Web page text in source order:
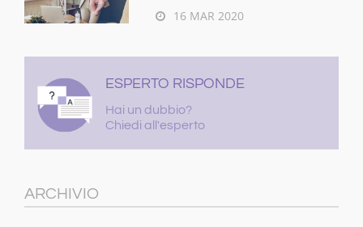
16 MAR 2020
ESPERTO RISPONDE
Hai un dubbio?
Chiedi all'esperto
ARCHIVIO